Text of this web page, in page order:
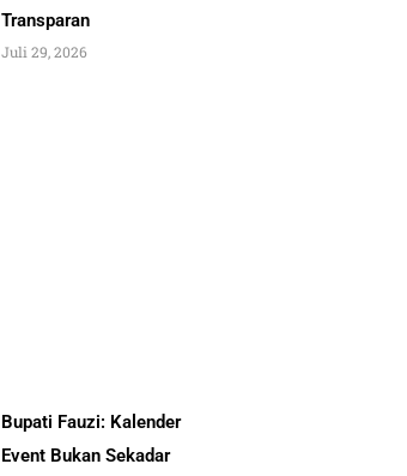
Transparan
Juli 29, 2026
Bupati Fauzi: Kalender
Event Bukan Sekadar